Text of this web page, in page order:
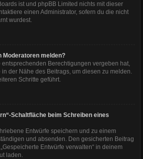
ist und phpBB Limited nichts mit dieser
einen Administrator, sofern du die nicht
wurdest.
Moderatoren melden?
Berechtigungen vergeben hat,
der Nähe des Beitrags, um diesen zu melden.
Schritte geführt.
Schaltfläche beim Schreiben eines
Entwürfe speichern und zu einem
und absenden. Den gesicherten Beitrag
Entwürfe verwalten“ in deinem
laden.